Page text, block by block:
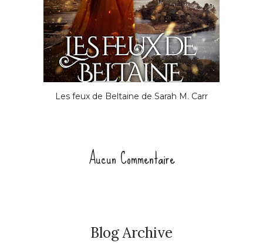
Les feux de Beltaine de Sarah M. Carr
Aucun Commentaire
Blog Archive